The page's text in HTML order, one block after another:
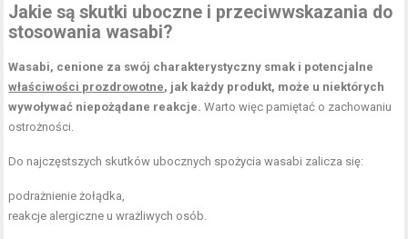
Jakie są skutki uboczne i przeciwwskazania do
stosowania wasabi?
Wasabi, cenione za swój charakterystyczny smak i potencjalne
właściwości prozdrowotne, jak każdy produkt, może u niektórych
wywoływać niepożądane reakcje. Warto więc pamiętać o zachowaniu
ostrożności.
Do najczęstszych skutków ubocznych spożycia wasabi zalicza się:
podrażnienie żołądka,
reakcje alergiczne u wrażliwych osób.